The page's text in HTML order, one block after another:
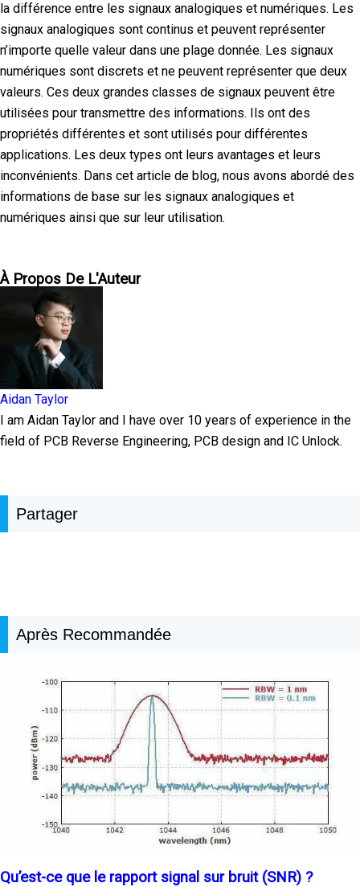
la différence entre les signaux analogiques et numériques. Les
signaux analogiques sont continus et peuvent représenter
n’importe quelle valeur dans une plage donnée. Les signaux
numériques sont discrets et ne peuvent représenter que deux
valeurs. Ces deux grandes classes de signaux peuvent être
utilisées pour transmettre des informations. Ils ont des
propriétés différentes et sont utilisés pour différentes
applications. Les deux types ont leurs avantages et leurs
inconvénients. Dans cet article de blog, nous avons abordé des
informations de base sur les signaux analogiques et
numériques ainsi que sur leur utilisation.
À Propos De L'Auteur
Aidan Taylor
I am Aidan Taylor and I have over 10 years of experience in the
field of PCB Reverse Engineering, PCB design and IC Unlock.
Partager
Après Recommandée
Qu’est-ce que le rapport signal sur bruit (SNR) ?